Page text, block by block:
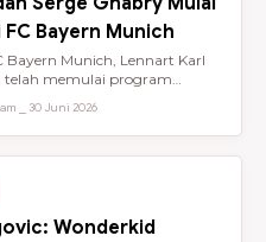
Bayern Munich
Bayern Munich, Lennart Karl
telah memulai program
⎯ 30 Juni 2026
Wonderkid